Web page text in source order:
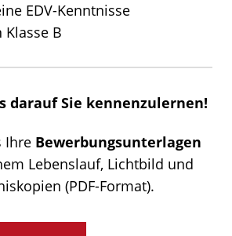
EDV-Kenntnisse
Klasse B
darauf Sie kennenzulernen!
Ihre Bewerbungsunterlagen
Lebenslauf, Lichtbild und
(PDF-Format).